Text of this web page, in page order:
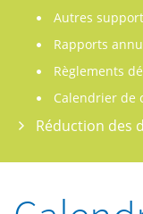
Autres
Rapports
Règlements
Calendrier de
Réduction des